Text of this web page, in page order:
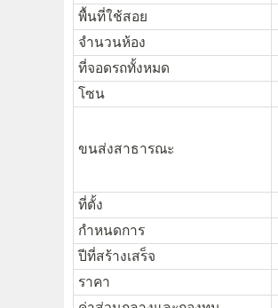
พื้นที่ใช้สอย
จำนวนห้อง
ที่จอดรถทั้งหมด
โซน
ขนส่งสาธารณะ
ที่ตั้ง
กำหนดการ
ปีที่สร้างเสร็จ
ราคา